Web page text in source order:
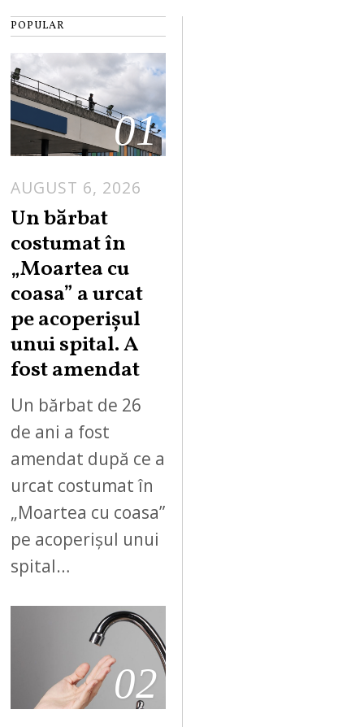
POPULAR
01
AUGUST 6, 2026
Un bărbat
costumat în
„Moartea cu
coasa” a urcat
pe acoperișul
unui spital. A
fost amendat
Un bărbat de 26
de ani a fost
amendat după ce a
urcat costumat în
„Moartea cu coasa”
pe acoperișul unui
spital…
02